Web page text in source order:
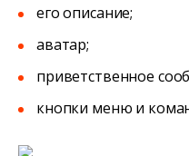
его описание;
аватар;
приветственное
кнопки меню и